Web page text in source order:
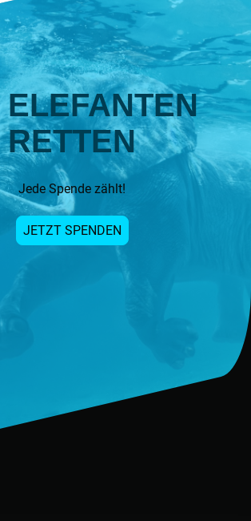
ELEFANTEN
RETTEN
Jede Spende zählt!
JETZT SPENDEN